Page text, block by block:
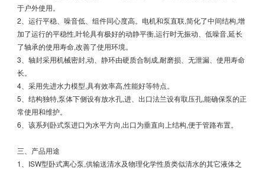
于户外使用。
2、运行平稳、噪音低、组件同心度高。电机和泵直联,简化了中间结构,增
加了运行的平稳性,叶轮具有极好的动静平衡,运行时无振动、低噪音,延长
了轴承的使用寿命,改善了使用环境。
3、轴封采用机械密封,动、静环由硬质合制成,耐磨损、无泄漏、使用寿命
长。
4、采用先进水力模型,具有效率高,性能好等特点。
5、结构独特,泵体下侧设有放水孔,进、出口法兰设有取压孔,能确保泵的正
常使用和维护。
6、该系列卧式泵进口为水平方向,出口为垂直向上结构,便于管路布置。
三、产品用途
1、ISW型卧式离心泵,供输送清水及物理化学性质类似清水的其它液体之